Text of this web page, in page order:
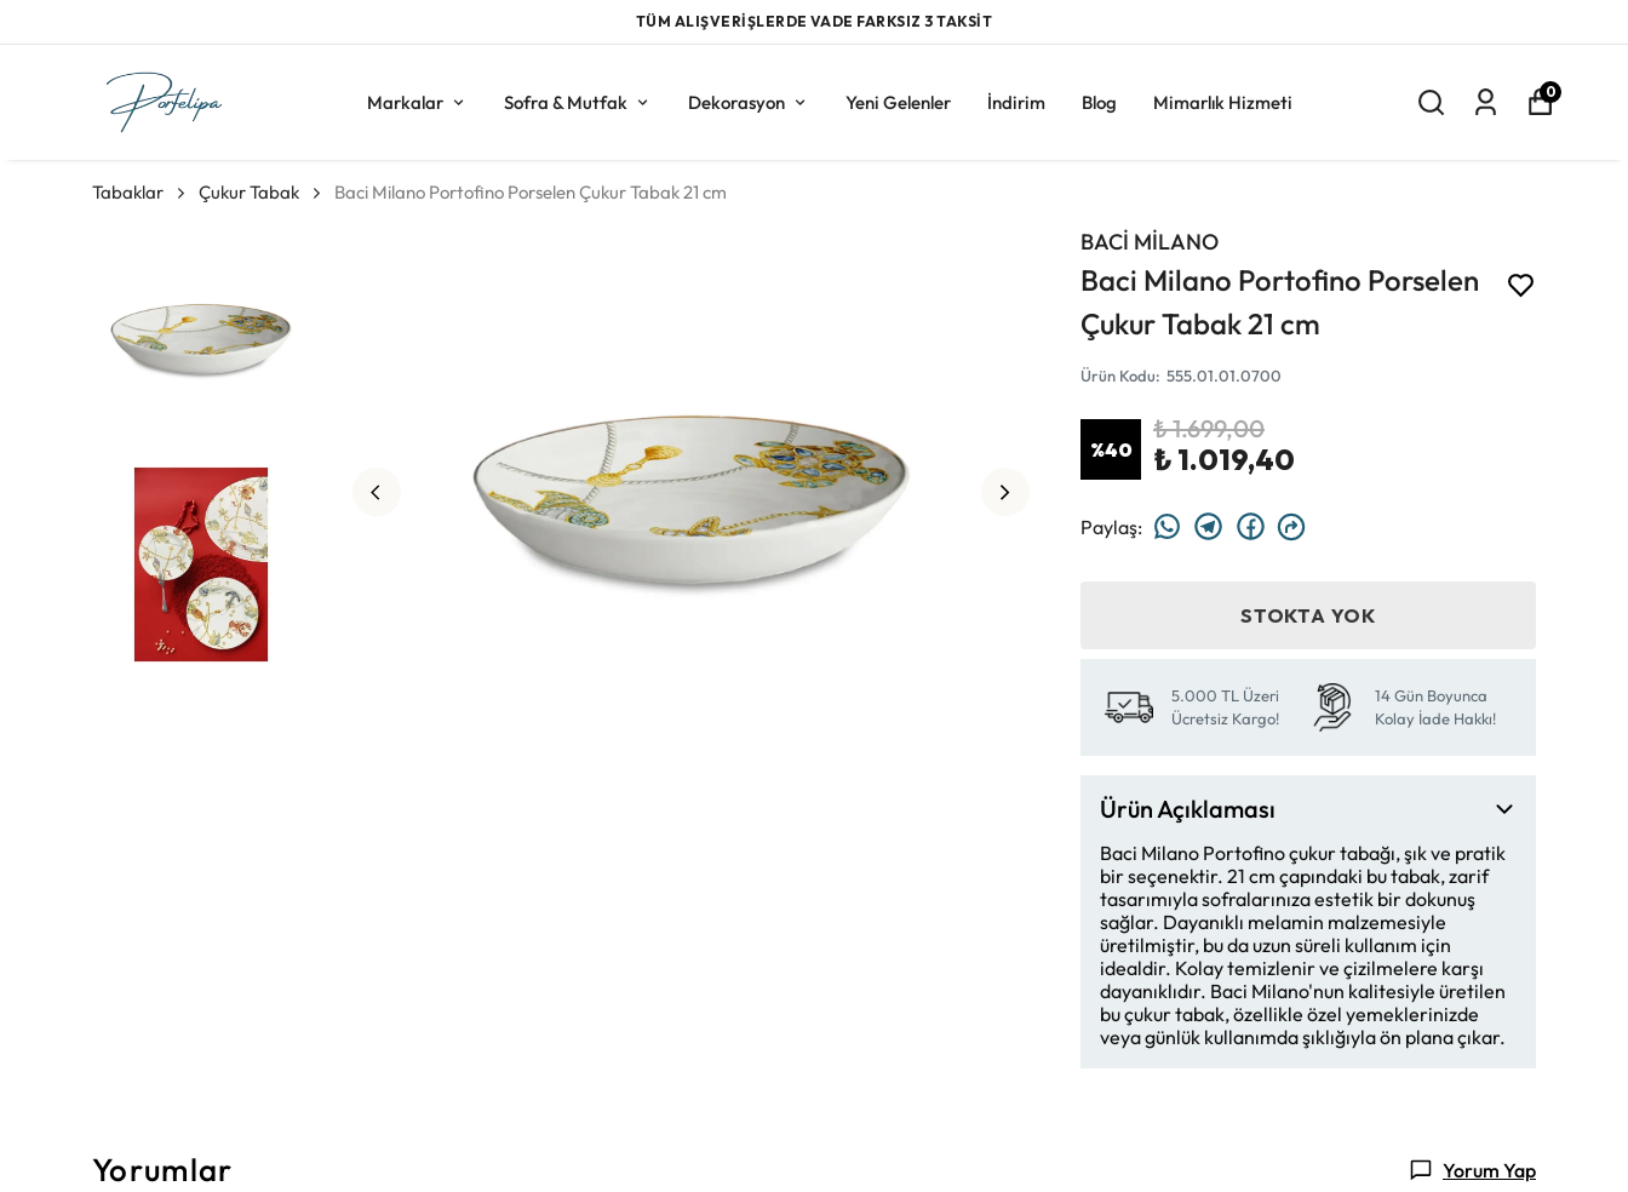
TÜM ALIŞVERİŞLERDE VADE FARKSIZ 3 TAKSİT
Markalar Sofra & Mutfak Dekorasyon Yeni Gelenler İndirim Blog Mimarlık Hizmeti 0
Tabaklar Çukur Tabak Baci Milano Portofino Porselen Çukur Tabak 21 cm
BACİ MİLANO
Baci Milano Portofino Porselen
Çukur Tabak 21 cm
Ürün Kodu: 555.01.01.0700
%40
₺ 1.699,00
₺ 1.019,40
Paylaş:
STOKTA YOK
5.000 TL Üzeri
Ücretsiz Kargo!
14 Gün Boyunca
Kolay İade Hakkı!
Ürün Açıklaması
Baci Milano Portofino çukur tabağı, şık ve pratik
bir seçenektir. 21 cm çapındaki bu tabak, zarif
tasarımıyla sofralarınıza estetik bir dokunuş
sağlar. Dayanıklı melamin malzemesiyle
üretilmiştir, bu da uzun süreli kullanım için
idealdir. Kolay temizlenir ve çizilmelere karşı
dayanıklıdır. Baci Milano'nun kalitesiyle üretilen
bu çukur tabak, özellikle özel yemeklerinizde
veya günlük kullanımda şıklığıyla ön plana çıkar.
Yorumlar Yorum Yap